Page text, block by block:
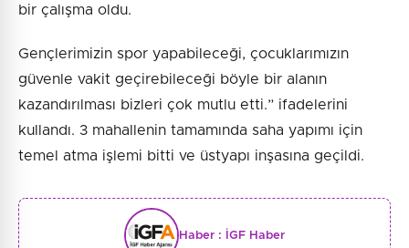
bir çalışma oldu.
Gençlerimizin spor yapabileceği, çocuklarımızın
güvenle vakit geçirebileceği böyle bir alanın
kazandırılması bizleri çok mutlu etti.” ifadelerini
kullandı. 3 mahallenin tamamında saha yapımı için
temel atma işlemi bitti ve üstyapı inşasına geçildi.
Haber : İGF Haber